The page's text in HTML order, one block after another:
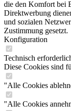
die den Komfort bei
Direktwerbung
und sozialen
Zustimmung gesetzt.
Konfiguration
Technisch
Diese Cookies sind
"Alle Cookies
"Alle Cookies